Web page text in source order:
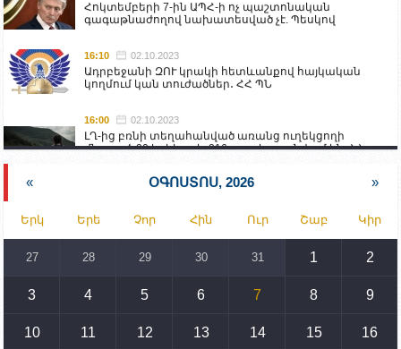
Հոկտեմբերի 7-ին ԱՊՀ-ի ոչ պաշտոնական
գագաթնաժողով նախատեսված չէ. Պեսկով
16:10 02.10.2023
Ադրբեջանի ԶՈՒ կրակի հետևանքով հայկական
կողմում կան տուժածներ․ ՀՀ ՊՆ
16:00 02.10.2023
ԼՂ-ից բռնի տեղահանված առանց ուղեկցողի
մնացած 20 երեխա և 216 տարեց գտնվում են ՀՀ
նախարարության հոգածության ներքո
Իրանը կողմ է տարածաշրջանի համար շահավետ
տրանսպորտային հաղորդակցությունների
զարգացմանը, սակայն ոչ՝ միջազգային
սահմանների փոփոխությանը
15:10 02.10.2023
սպառնալիքները կասեցնելու համար. իսպանացի
պատգամավորը Գորիսում է
« ՕԳՈՍՏՈՍ, 2026 »
Երկ Երե Չոր Հին Ուր Շաբ Կիր
27 28 29 30 31 1 2
3 4 5 6 7 8 9
10 11 12 13 14 15 16